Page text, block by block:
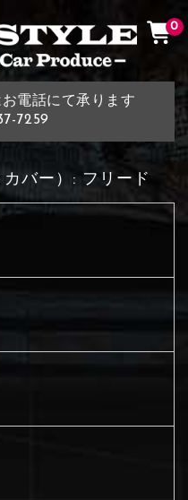
電話にて承ります
7259
0
バー）: フリード